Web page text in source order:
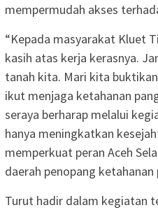
mempermudah akses
“Kepada masyarakat Kluet
kasih atas kerja kerasnya.
tanah kita. Mari kita
ikut menjaga ketahanan
seraya berharap melalui
hanya meningkatkan
memperkuat peran Aceh
daerah penopang
Turut hadir dalam kegiatan